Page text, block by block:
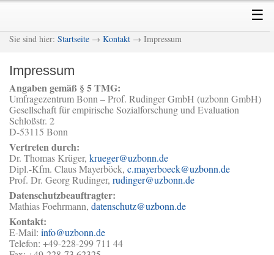
Skip
primary
content
Skip
secondary
content
☰
Sie sind hier: Startseite → Kontakt → Impressum
Impressum
Angaben gemäß § 5 TMG:
Umfragezentrum Bonn – Prof. Rudinger GmbH (uzbonn GmbH)
Gesellschaft für empirische Sozialforschung und Evaluation
Schloßstr. 2
D-53115 Bonn
Vertreten durch:
Dr. Thomas Krüger, krueger@uzbonn.de
Dipl.-Kfm. Claus Mayerböck, c.mayerboeck@uzbonn.de
Prof. Dr. Georg Rudinger, rudinger@uzbonn.de
Datenschutzbeauftragter:
Mathias Foehrmann, datenschutz@uzbonn.de
Kontakt:
E-Mail: info@uzbonn.de
Telefon: +49-228-299 711 44